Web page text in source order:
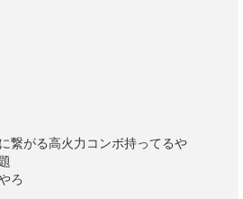
繋がる高火力コンボ持ってるや
ろ